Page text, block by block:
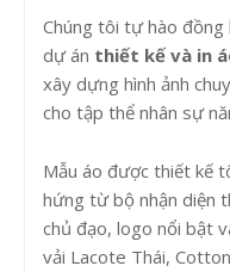
Chúng tôi tự hào đồng
dự án thiết kế và in
xây dựng hình ảnh
cho tập thể nhân sự
Mẫu áo được thiết kế
hứng từ bộ nhận diện
chủ đạo, logo nổi bật
vải Lacote Thái,